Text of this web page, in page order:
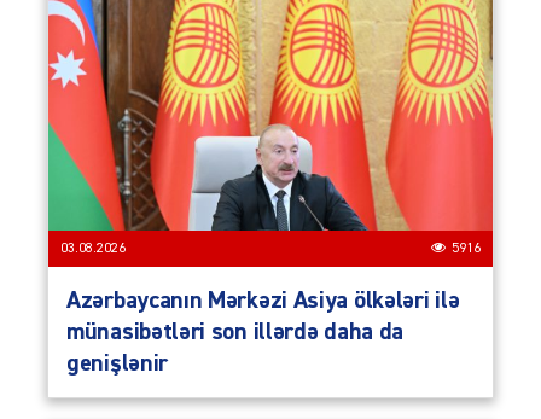
03.08.2026 5916
Azərbaycanın Mərkəzi Asiya ölkələri ilə
münasibətləri son illərdə daha da
genişlənir